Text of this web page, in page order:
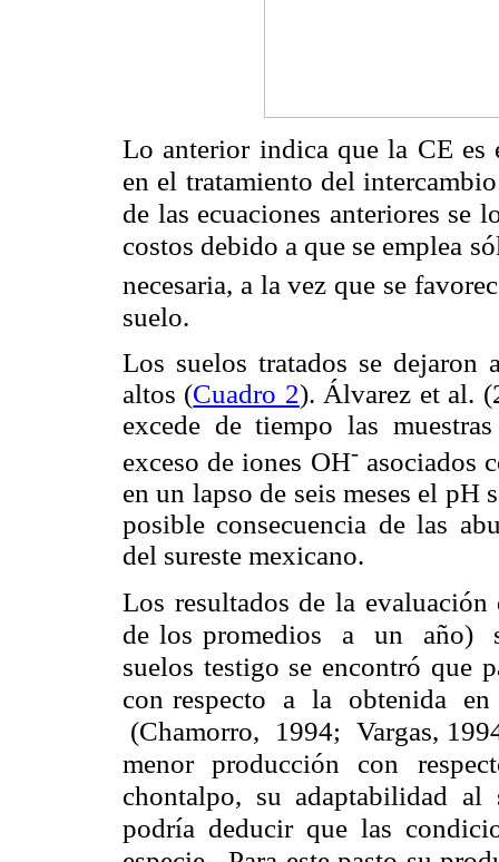
Lo anterior indica que la CE es
en el tratamiento del
de las ecuaciones anteriores se
costos debido a que se emplea
necesaria, a la vez que se
suelo.
Los suelos tratados se dejaron
altos (Cuadro 2). Álvarez et al.
excede de tiempo las
exceso de iones OH-asociados
en un lapso de seis meses el pH
posible consecuencia de las
del sureste mexicano.
Los resultados de la
de los promedios a un año)
suelos testigo se encontró que
con respecto a la obtenida en
(Chamorro, 1994; Vargas,
menor producción con
chontalpo, su adaptabilidad
podría deducir que las